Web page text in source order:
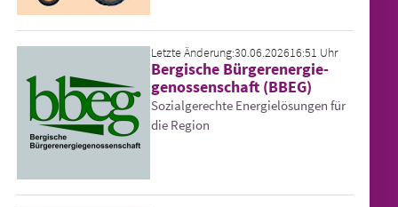
Letzte Änderung:30.06.202616:51 Uhr
Bergische Bürger­energie­
genossen­schaft (BBEG)
Sozialgerechte Energielösungen für
die Region